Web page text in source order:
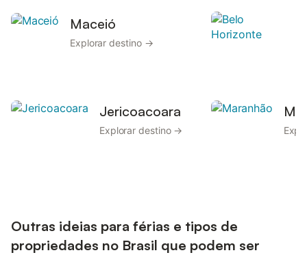
Maceió
Explorar destino →
Jericoacoara
Explorar destino →
Outras ideias para férias e tipos de
propriedades no Brasil que podem ser